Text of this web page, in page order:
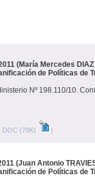
(María Mercedes
de Políticas de
Nº 198.110/10.
DOC (70K) |
(Juan Antonio
de Políticas de